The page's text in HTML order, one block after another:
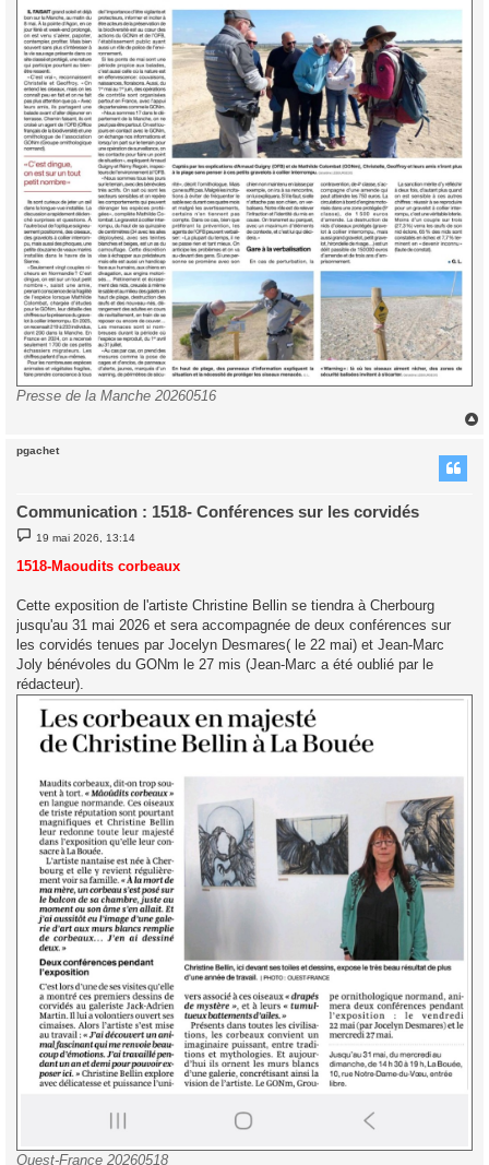
Presse de la Manche 20260516
pgachet
Communication : 1518- Conférences sur les corvidés
M
e
s
s
e
19 mai 2026, 13:14
1518-Maoudits corbeaux
Cette exposition de l'artiste Christine Bellin se tiendra à Cherbourg
jusqu'au 31 mai 2026 et sera accompagnée de deux conférences sur
les corvidés tenues par Jocelyn Desmares( le 22 mai) et Jean-Marc
Joly bénévoles du GONm le 27 mis (Jean-Marc a été oublié par le
rédacteur).
Ouest-France 20260518